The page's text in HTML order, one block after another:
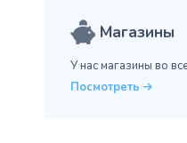
Магазины
У нас магазины во
Посмотреть